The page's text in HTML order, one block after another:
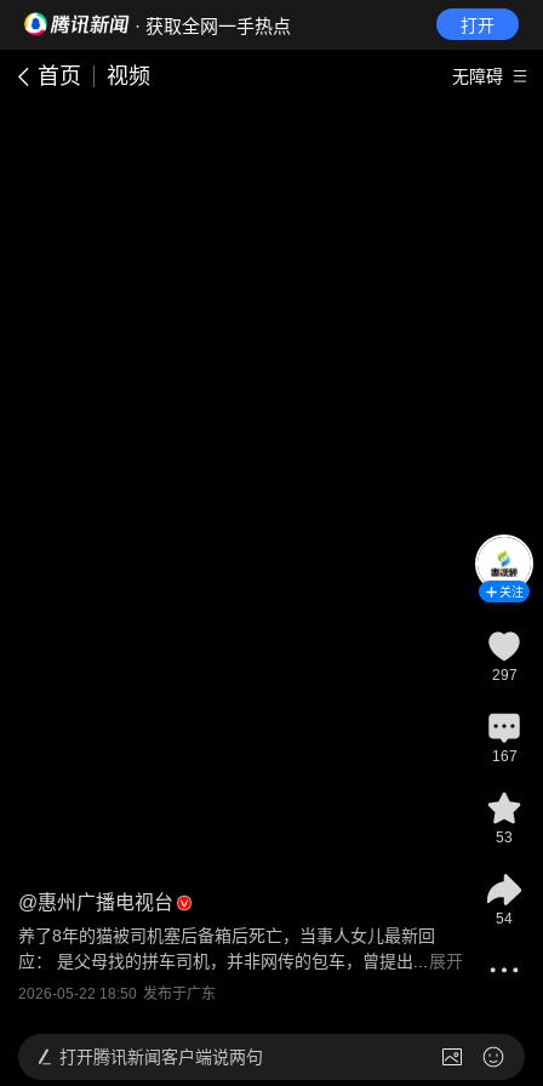
· 获取全网一手热点 打开
首页 视频 无障碍
@惠州广播电视台
养了8年的猫被司机塞后备箱后死亡，当事人女儿最新回
应： 是父母找的拼车司机，并非网传的包车，曾提出...
展开
2026-05-22 18:50 发布于广东
关注
297
167
53
54
打开腾讯新闻客户端说两句